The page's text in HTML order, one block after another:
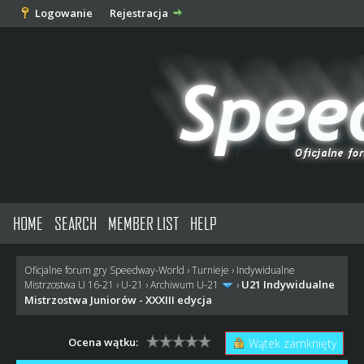
Logowanie Rejestracja
HOME SEARCH MEMBER LIST HELP
Oficjalne forum gry Speedway-World ›Turnieje › Indywidualne
Mistrzostwa U 16-21 › U-21 ›Archiwum U-21 › U21 Indywidualne
Mistrzostwa Juniorów - XXXIII edycja
Wątek zamknięty
Ocena wątku: